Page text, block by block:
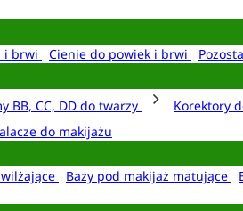
i brwi Cienie do powiek i brwi
BB, CC, DD do twarzy Korektory
do makijażu
Bazy pod makijaż matujące